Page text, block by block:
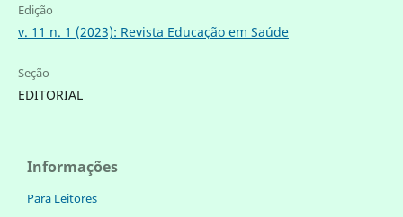
Edição
v. 11 n. 1 (2023): Revista Educação em Saúde
Seção
EDITORIAL
Informações
Para Leitores